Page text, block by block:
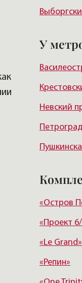
У
Невский
Озерки
«Остров
«Проект
«Le Grand»
«Репин»